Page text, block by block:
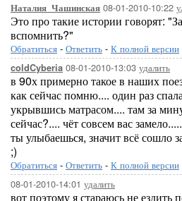
Наталия_Чашинская 08-01-2010-10:22
Это про такие истории говорят:
вспомнить?"
Обратиться - Ответить - К полной версии
coldCyberia 08-01-2010-13:03 удалить
в 90х примерно такое в наших
как сейчас помню.... один раз
укрывшись матрасом.... там за
сейчас?.... чёт совсем вас
ты улыбаешься, значит всё сошло
;)
Обратиться - Ответить - К полной версии
08-01-2010-14:01 удалить
вот поэтому я стараюсь не ездить